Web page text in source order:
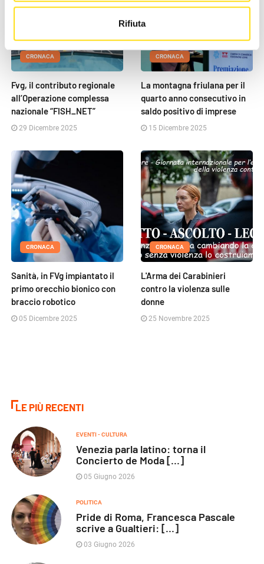
Rifiuta
CRONACA
Fvg, il contributo regionale
all’Operazione complessa
nazionale “FISH_NET”
29 Dicembre 2025
CRONACA
La montagna friulana per il
quarto anno consecutivo in
saldo positivo di imprese
15 Dicembre 2025
CRONACA
Sanità, in FVg impiantato il
primo orecchio bionico con
braccio robotico
05 Dicembre 2025
CRONACA
L'Arma dei Carabinieri
contro la violenza sulle
donne
25 Novembre 2025
LE PIÙ RECENTI
EVENTI - CULTURA
Venezia parla latino: torna il
Concierto de Moda [...]
05 Giugno 2026
POLITICA
Pride di Roma, Francesca Pascale
scrive a Gualtieri: [...]
03 Giugno 2026